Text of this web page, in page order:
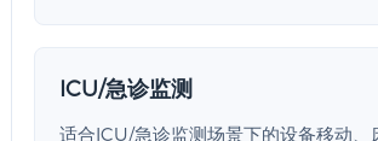
ICU/急诊监测
适合ICU/急诊监测场景下的设备移动、